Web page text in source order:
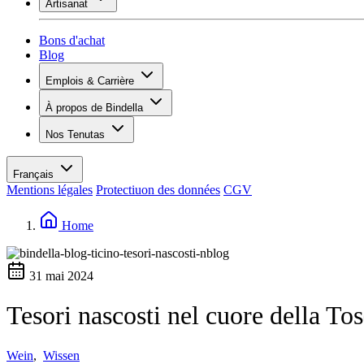
Assortiment
Savoir sur le vin
Artisanat
Aperçu
Plâtrer
Peinture
Bons d'achat
Blog
Emplois & Carrière
Postes vacants
Apprenants
Vos avantages
Valeurs
Personne de contact
À propos de Bindella
Vue d’ensemble
Histoire
Médias
Les Moby Dicks
Contacts
Durabilité
Nos Tenutas
Tenuta Vergaia
Français
Mentions légales Protectiuon des données CGV
Home
31 mai 2024
Tesori nascosti nel cuore della
Wein, Wissen